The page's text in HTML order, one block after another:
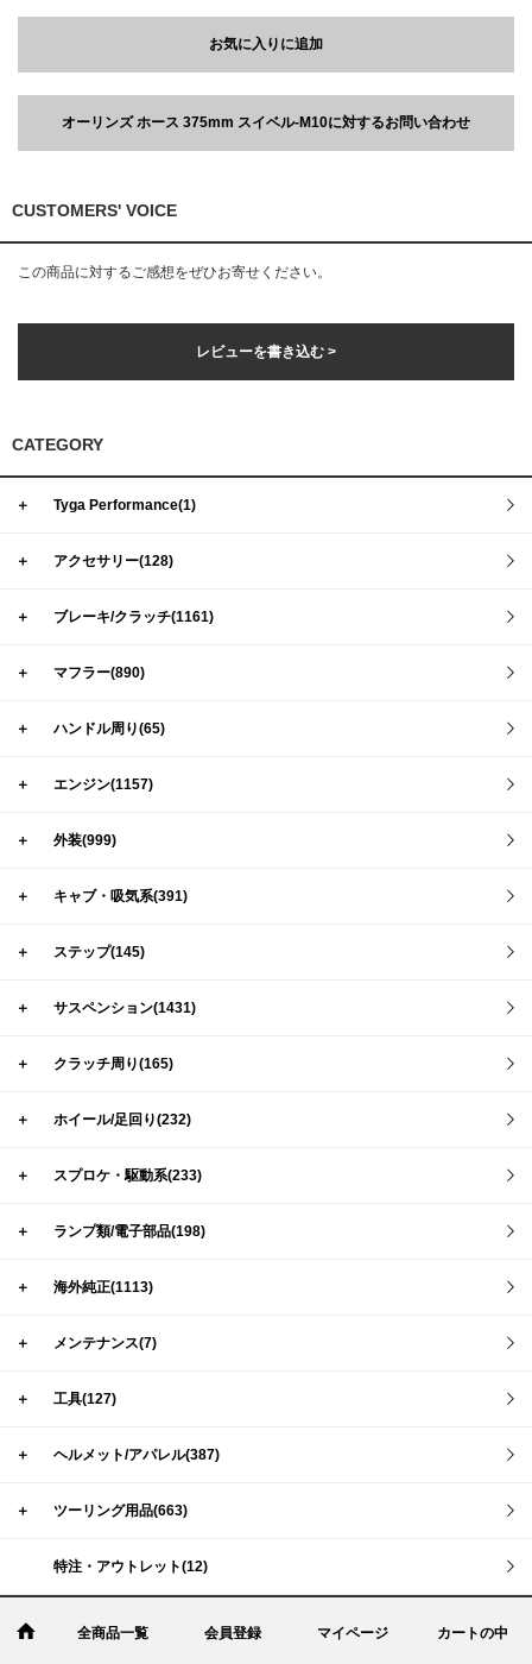
お気に入りに追加
オーリンズ ホース 375mm スイベル-M10に対するお問い合わせ
CUSTOMERS' VOICE
この商品に対するご感想をぜひお寄せください。
レビューを書き込む >
CATEGORY
＋ Tyga Performance(1)
＋ アクセサリー(128)
＋ ブレーキ/クラッチ(1161)
＋ マフラー(890)
＋ ハンドル周り(65)
＋ エンジン(1157)
＋ 外装(999)
＋ キャブ・吸気系(391)
＋ ステップ(145)
＋ サスペンション(1431)
＋ クラッチ周り(165)
＋ ホイール/足回り(232)
＋ スプロケ・駆動系(233)
＋ ランプ類/電子部品(198)
＋ 海外純正(1113)
＋ メンテナンス(7)
＋ 工具(127)
＋ ヘルメット/アパレル(387)
＋ ツーリング用品(663)
特注・アウトレット(12)
全商品一覧 会員登録 マイページ カートの中